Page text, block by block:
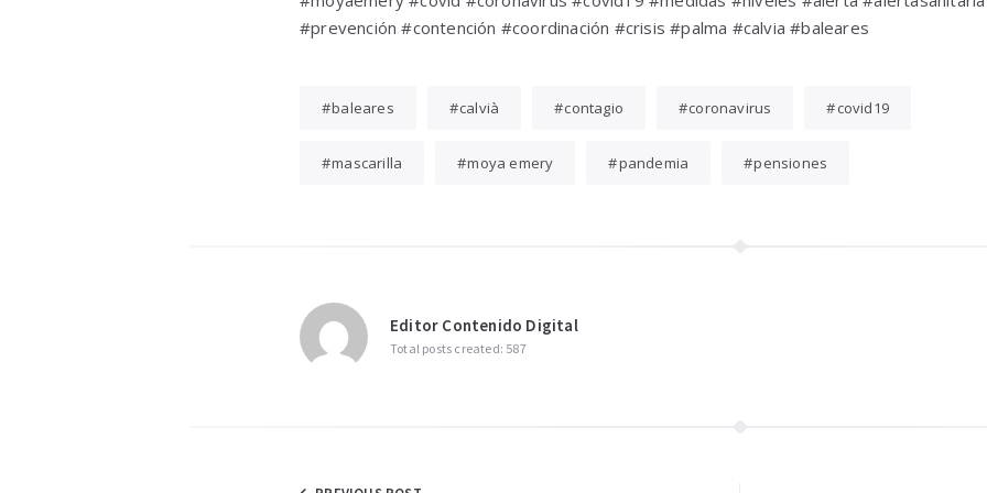
#prevención #contención #coordinación #crisis #palma #calvia #baleares
baleares calvià contagio coronavirus covid19
mascarilla moya emery pandemia pensiones
Editor Contenido Digital
Total posts created: 587